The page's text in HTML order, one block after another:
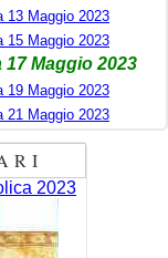
13 Maggio 2023
15 Maggio 2023
Maggio 2023
19 Maggio 2023
21 Maggio 2023
2023